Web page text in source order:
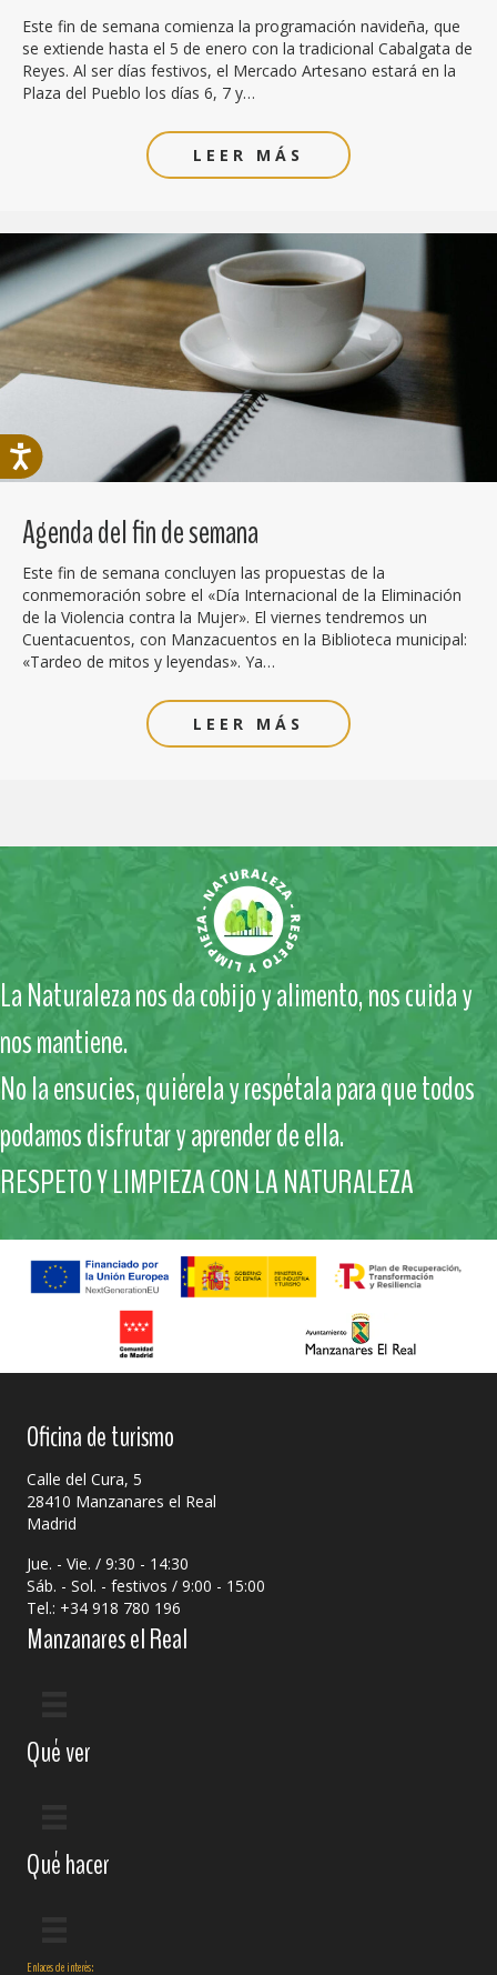
Este fin de semana comienza la programación navideña, que
se extiende hasta el 5 de enero con la tradicional Cabalgata de
Reyes. Al ser días festivos, el Mercado Artesano estará en la
Plaza del Pueblo los días 6, 7 y…
LEER MÁS
Agenda del fin de semana
Este fin de semana concluyen las propuestas de la
conmemoración sobre el «Día Internacional de la Eliminación
de la Violencia contra la Mujer». El viernes tendremos un
Cuentacuentos, con Manzacuentos en la Biblioteca municipal:
«Tardeo de mitos y leyendas». Ya…
LEER MÁS
La Naturaleza nos da cobijo y alimento, nos cuida y
nos mantiene.
No la ensucies, quiérela y respétala para que todos
podamos disfrutar y aprender de ella.
RESPETO Y LIMPIEZA CON LA NATURALEZA
Oficina de turismo
Calle del Cura, 5
28410 Manzanares el Real
Madrid
Jue. - Vie. / 9:30 - 14:30
Sáb. - Sol. - festivos / 9:00 - 15:00
Tel.: +34 918 780 196
Manzanares el Real
Qué ver
Qué hacer
Enlaces de interés: